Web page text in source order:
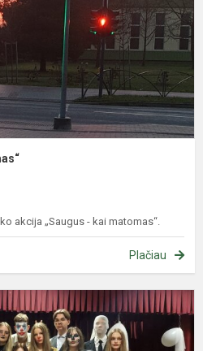
akcija „Saugus - kai matomas“.
Plačiau